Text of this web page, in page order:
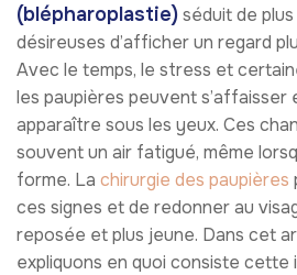
(blépharoplastie)séduit de
désireuses d’afficher un regard
Avec le temps, le stress et
les paupières peuvent s’affaisser
apparaître sous les yeux. Ces
souvent un air fatigué, même
forme. La chirurgie des paupières
ces signes et de redonner au
reposée et plus jeune. Dans cet
expliquons en quoi consiste